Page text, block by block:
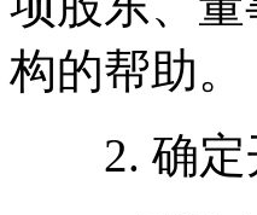
构的帮助。
2. 确定